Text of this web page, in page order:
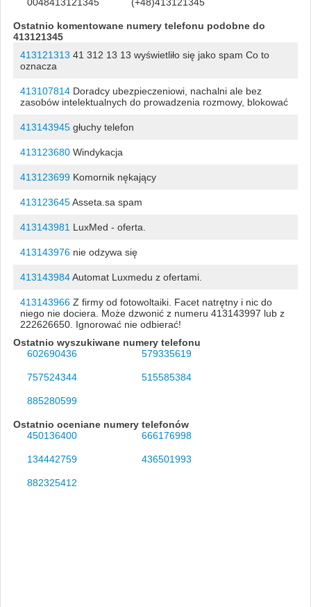
Ostatnio komentowane numery telefonu podobne do
413121345
413121313 41 312 13 13 wyświetliło się jako spam Co to
oznacza
413107814Doradcy ubezpieczeniowi, nachalni ale bez
zasobów intelektualnych do prowadzenia rozmowy, blokować
413143945głuchy telefon
413123680Windykacja
413123699Komornik nękający
413123645Asseta.sa spam
413143981 LuxMed - oferta.
413143976nie odzywa się
413143984Automat Luxmedu z ofertami.
413143966Z firmy od fotowoltaiki. Facet natrętny i nic do
niego nie dociera. Może dzwonić z numeru 413143997 lub z
222626650. Ignorować nie odbierać!
Ostatnio wyszukiwane numery telefonu
602690436
579335619
757524344 515585384
885280599
Ostatnio oceniane numery telefonów
450136400
666176998
134442759 436501993
882325412